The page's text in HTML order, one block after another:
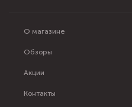
О магазине
Обзоры
Акции
Контакты